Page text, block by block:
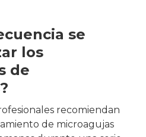
se
los
de
recomiendan
de microagujas